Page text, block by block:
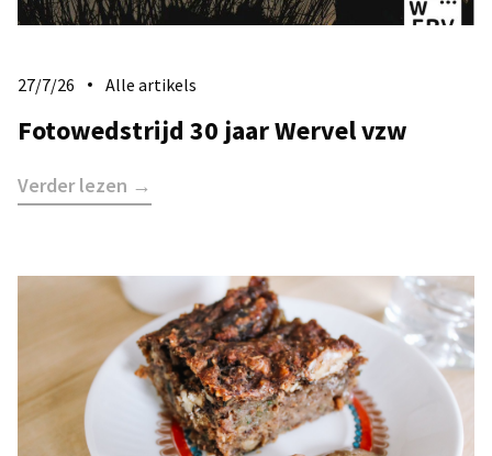
27/7/26 Alle artikels
Fotowedstrijd 30 jaar Wervel vzw
Verder lezen →